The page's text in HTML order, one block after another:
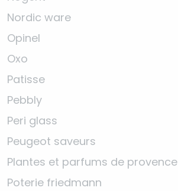
Nordic ware
Opinel
Oxo
Patisse
Pebbly
Peri glass
Peugeot saveurs
Plantes et parfums de provence
Poterie friedmann